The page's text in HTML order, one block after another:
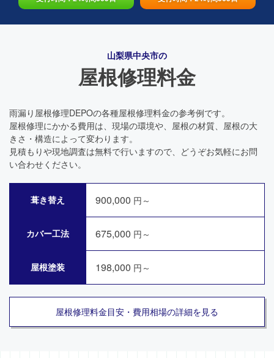
山梨県中央市の
屋根修理料金
雨漏り屋根修理DEPOの各種屋根修理料金の参考例です。
屋根修理にかかる費用は、現場の環境や、屋根の材質、屋根の大
きさ・構造によって変わります。
見積もりや現地調査は無料で行いますので、どうぞお気軽にお問
い合わせください。
葺き替え 900,000 円～
カバー工法 675,000 円～
屋根塗装 198,000 円～
屋根修理料金目安・費用相場の詳細を見る